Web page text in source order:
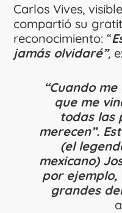
Carlos Vives,
compartió su
reconocimiento: “
jamás olvidaré”,
“Cuando
que me
todas las
merecen”.
(el
mexicano)
por ejemplo,
grandes